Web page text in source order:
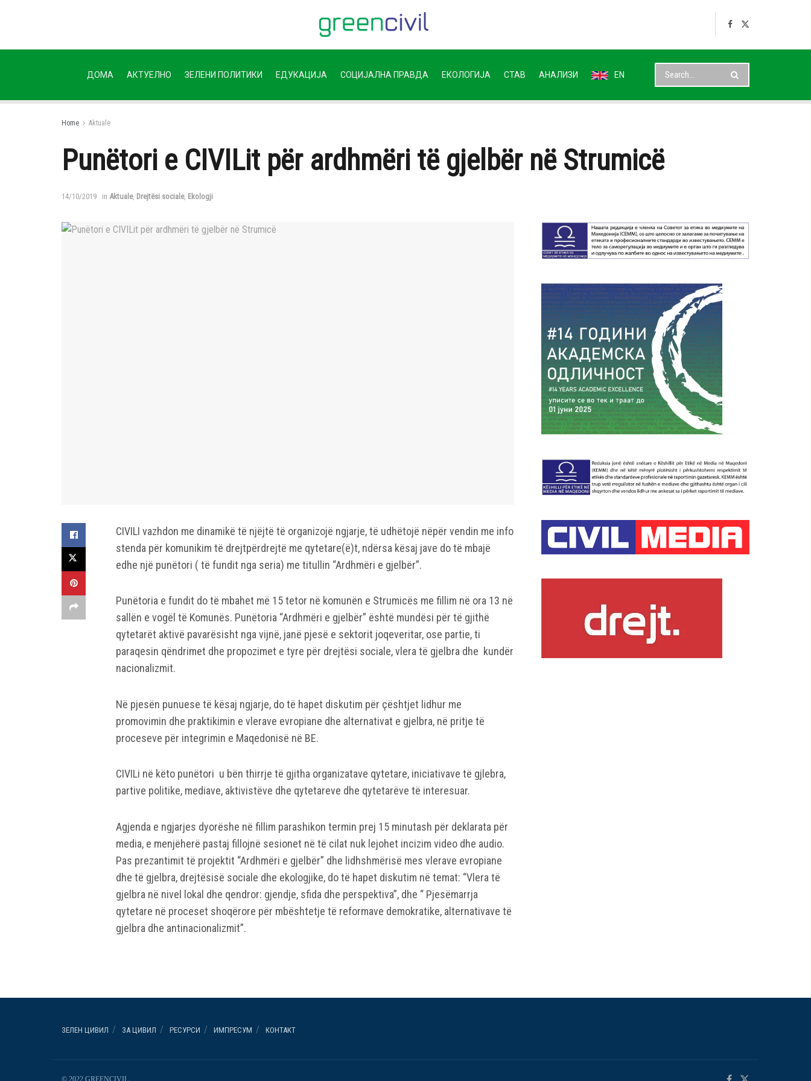
ДОМА АКТУЕЛНО ЗЕЛЕНИ ПОЛИТИКИ ЕДУКАЦИЈА СОЦИЈАЛНА ПРАВДА ЕКОЛОГИЈА СТАВ АНАЛИЗИ EN
Home Aktuale
Punëtori e CIVILit për ardhmëri të gjelbër në Strumicë
14/10/2019 in Aktuale, Drejtësi sociale, Ekologji
CIVILI vazhdon me dinamikë të njëjtë të organizojë ngjarje, të udhëtojë nëpër vendin me info
stenda për komunikim të drejtpërdrejtë me qytetare(ë)t, ndërsa kësaj jave do të mbajë
edhe një punëtori ( të fundit nga seria) me titullin “Ardhmëri e gjelbër”.
Punëtoria e fundit do të mbahet më 15 tetor në komunën e Strumicës me fillim në ora 13 në
sallën e vogël të Komunës. Punëtoria “Ardhmëri e gjelbër” është mundësi për të gjithë
qytetarët aktivë pavarësisht nga vijnë, janë pjesë e sektorit joqeveritar, ose partie, ti
paraqesin qëndrimet dhe propozimet e tyre për drejtësi sociale, vlera të gjelbra dhe kundër
nacionalizmit.
Në pjesën punuese të kësaj ngjarje, do të hapet diskutim për çështjet lidhur me
promovimin dhe praktikimin e vlerave evropiane dhe alternativat e gjelbra, në pritje të
proceseve për integrimin e Maqedonisë në BE.
CIVILi në këto punëtori u bën thirrje të gjitha organizatave qytetare, iniciativave të gjlebra,
partive politike, mediave, aktivistëve dhe qytetareve dhe qytetarëve të interesuar.
Agjenda e ngjarjes dyorëshe në fillim parashikon termin prej 15 minutash për deklarata për
media, e menjëherë pastaj fillojnë sesionet në të cilat nuk lejohet incizim video dhe audio.
Pas prezantimit të projektit “Ardhmëri e gjelbër” dhe lidhshmërisë mes vlerave evropiane
dhe të gjelbra, drejtësisë sociale dhe ekologjike, do të hapet diskutim në temat: “Vlera të
gjelbra në nivel lokal dhe qendror: gjendje, sfida dhe perspektiva”, dhe “ Pjesëmarrja
qytetare në proceset shoqërore për mbështetje të reformave demokratike, alternativave të
gjelbra dhe antinacionalizmit”.
ЗЕЛЕН ЦИВИЛ ЗА ЦИВИЛ РЕСУРСИ ИМПРЕСУМ КОНТАКТ